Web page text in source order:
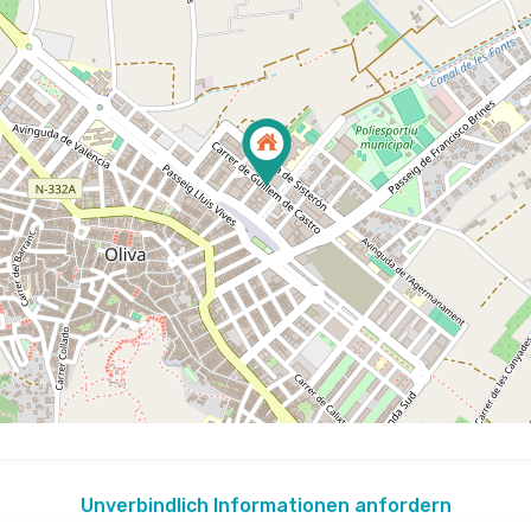
Unverbindlich Informationen anfordern